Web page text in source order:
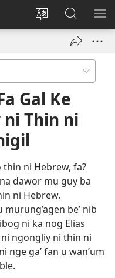
Ngan
thin
Log
window)
Mu
Gay
Boch
Ban’en
Gal Ke
Thin ni
thin ni Hebrew, fa?
dawor mu guy ba
ni Hebrew.
be’ nib
ni ka nog Elias
ngongliy ni thin ni
nge ga’ fan u wan’um